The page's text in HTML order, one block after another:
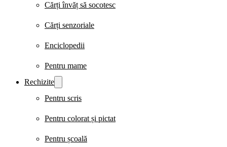
Cărți învăț să socotesc
Cărți senzoriale
Enciclopedii
Pentru mame
Rechizite
Pentru scris
Pentru colorat și pictat
Pentru școală